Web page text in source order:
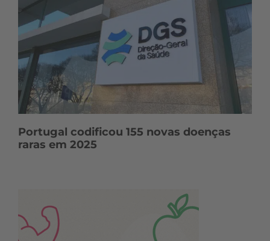
Portugal codificou 155 novas doenças
raras em 2025